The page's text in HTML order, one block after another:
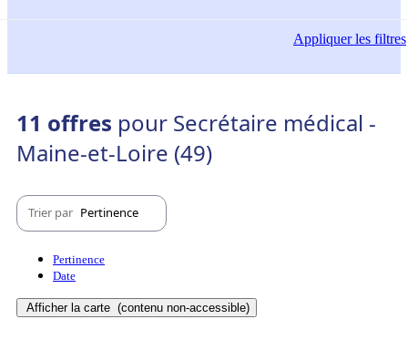
Appliquerles filtres
11 offres pour Secrétaire médical -
Maine-et-Loire (49)
Trier par Pertinence
Pertinence
Date
Afficher la carte (contenu non-accessible)